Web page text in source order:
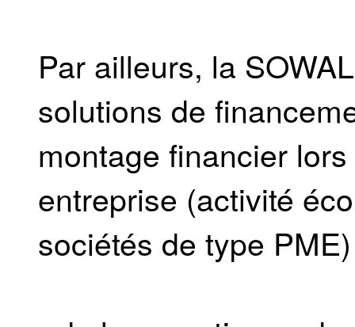
Par ailleurs, la
solutions de
montage financier
entreprise (activité
sociétés de type